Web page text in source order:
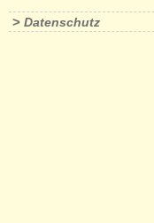
> Datenschutz